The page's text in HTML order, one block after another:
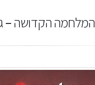
המלחמה הקדושה –